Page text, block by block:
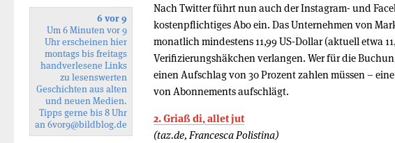
Nach Twitter führt nun auch der Instagram- und
kostenpflichtiges Abo ein. Das Unternehmen von
monatlich mindestens 11,99 US-Dollar (aktuell etwa
Verifizierungshäkchen verlangen. Wer für die
einen Aufschlag von 30 Prozent zahlen müssen –
von Abonnements aufschlägt.
2. Griaß di, allet jut
(taz.de, Francesca Polistina)
6 vor 9
Um 6 Minuten vor 9
Uhr erscheinen hier
montags bis freitags
handverlesene Links
zu lesenswerten
Geschichten aus alten
und neuen Medien.
Tipps gerne bis 8 Uhr
an6vor9@bildblog.de